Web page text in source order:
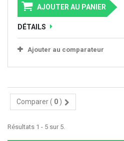
AJOUTER AU PANIER
DÉTAILS
Ajouter au comparateur
Comparer ( 0 )
Résultats 1 - 5 sur 5.